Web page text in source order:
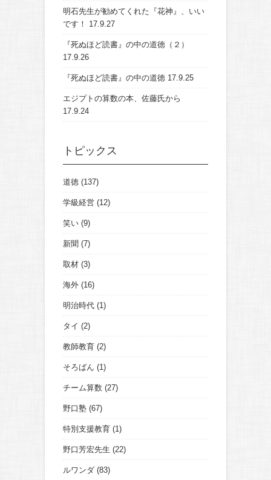
明石先生が勧めてくれた『花神』、いい
です！
17.9.27
『死ぬほど読書』の中の道徳（２）
17.9.26
『死ぬほど読書』の中の道徳 17.9.25
エジプトの算数の本、佐藤氏から
17.9.24
トピックス
道徳 (137)
学級経営 (12)
笑い (9)
新聞 (7)
取材 (3)
海外 (16)
明治時代 (1)
タイ (2)
教師教育 (2)
そろばん (1)
チーム算数 (27)
野口塾 (67)
特別支援教育 (1)
野口芳宏先生 (22)
ルワンダ (83)